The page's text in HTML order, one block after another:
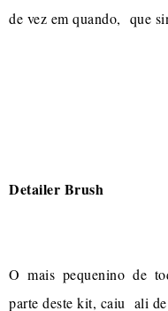
de vez em quando, que
Detailer Brush
O mais pequenino de
parte deste kit, caiu ali